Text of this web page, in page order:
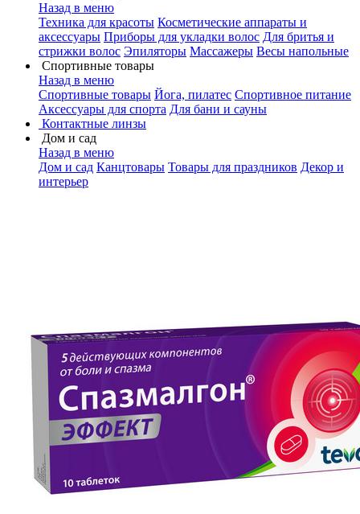
Назад в меню
Техника для красоты Косметические аппараты и
аксессуары Приборы для укладки волос Для бритья и
стрижки волос Эпиляторы Массажеры Весы напольные
Спортивные товары
Назад в меню
Спортивные товары Йога, пилатес Спортивное питание
Аксессуары для спорта Для бани и сауны
Контактные линзы
Дом и сад
Назад в меню
Дом и сад Канцтовары Товары для праздников Декор и
интерьер